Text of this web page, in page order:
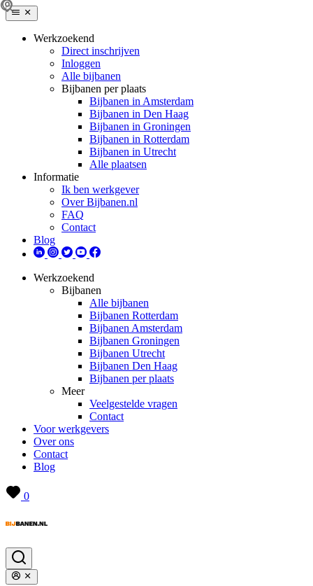
Werkzoekend
Direct inschrijven
Inloggen
Alle bijbanen
Bijbanen per plaats
Bijbanen in Amsterdam
Bijbanen in Den Haag
Bijbanen in Groningen
Bijbanen in Rotterdam
Bijbanen in Utrecht
Alle plaatsen
Informatie
Ik ben werkgever
Over Bijbanen.nl
FAQ
Contact
Blog
Werkzoekend
Bijbanen
Alle bijbanen
Bijbanen Rotterdam
Bijbanen Amsterdam
Bijbanen Groningen
Bijbanen Utrecht
Bijbanen Den Haag
Bijbanen per plaats
Meer
Veelgestelde vragen
Contact
Voor werkgevers
Over ons
Contact
Blog
0